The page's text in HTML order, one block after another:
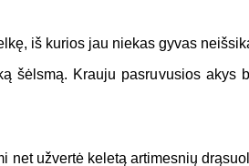
iš kurios jau niekas gyvas
šėlsmą. Krauju pasruvusios akys
net užvertė keletą artimesnių